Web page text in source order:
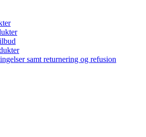
samt returnering og refusion